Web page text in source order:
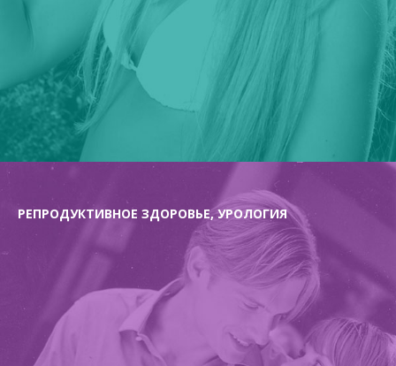
РЕПРОДУКТИВНОЕ ЗДОРОВЬЕ, УРОЛОГИЯ